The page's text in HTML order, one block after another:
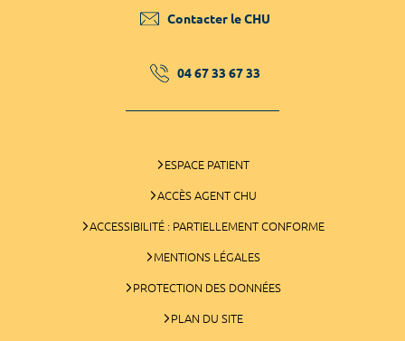
Contacter le CHU
04 67 33 67 33
ESPACE PATIENT
ACCÈS AGENT CHU
ACCESSIBILITÉ : PARTIELLEMENT CONFORME
MENTIONS LÉGALES
PROTECTION DES DONNÉES
PLAN DU SITE